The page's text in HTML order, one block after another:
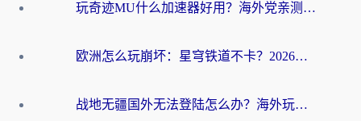
玩奇迹MU什么加速器好用？海外党亲测：这款加速器让你告别延迟卡顿！
欧洲怎么玩崩坏：星穹铁道不卡？2026海外玩家国服游戏加速器终极攻略
战地无疆国外无法登陆怎么办？海外玩家国服畅玩终极指南（附欧服魔兽EVE加速方案）